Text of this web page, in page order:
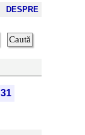
DESPRE
31